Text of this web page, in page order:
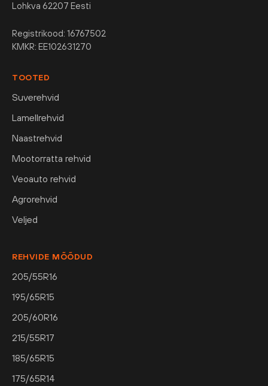
Lohkva 62207 Eesti
Registrikood: 16767502
KMKR: EE102631270
TOOTED
Suverehvid
Lamellrehvid
Naastrehvid
Mootorratta rehvid
Veoauto rehvid
Agrorehvid
Veljed
REHVIDE MÕÕDUD
205/55R16
195/65R15
205/60R16
215/55R17
185/65R15
175/65R14